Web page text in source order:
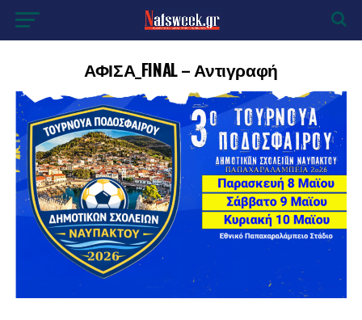
ΑΦΙΣΑ_FINAL – Αντιγραφή